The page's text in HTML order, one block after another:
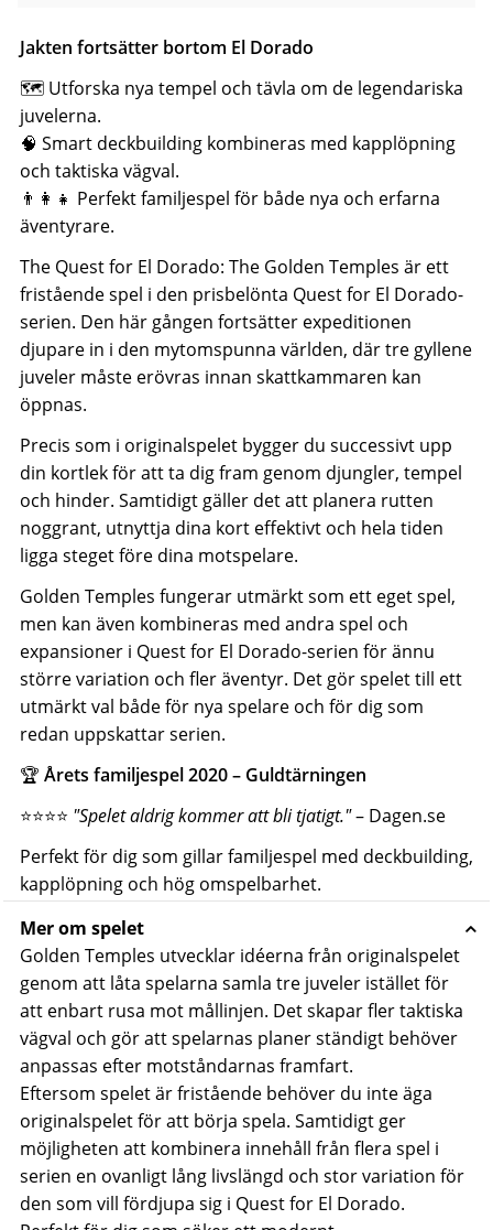
Jakten fortsätter bortom El Dorado
🗺️ Utforska nya tempel och tävla om de legendariska
juvelerna.
🧠 Smart deckbuilding kombineras med kapplöpning
och taktiska vägval.
👨‍👩‍👧 Perfekt familjespel för både nya och erfarna
äventyrare.
The Quest for El Dorado: The Golden Temples är ett
fristående spel i den prisbelönta Quest for El Dorado-
serien. Den här gången fortsätter expeditionen
djupare in i den mytomspunna världen, där tre gyllene
juveler måste erövras innan skattkammaren kan
öppnas.
Precis som i originalspelet bygger du successivt upp
din kortlek för att ta dig fram genom djungler, tempel
och hinder. Samtidigt gäller det att planera rutten
noggrant, utnyttja dina kort effektivt och hela tiden
ligga steget före dina motspelare.
Golden Temples fungerar utmärkt som ett eget spel,
men kan även kombineras med andra spel och
expansioner i Quest for El Dorado-serien för ännu
större variation och fler äventyr. Det gör spelet till ett
utmärkt val både för nya spelare och för dig som
redan uppskattar serien.
🏆 Årets familjespel 2020 – Guldtärningen
⭐️⭐️⭐️⭐️ "Spelet aldrig kommer att bli tjatigt."– Dagen.se
Perfekt för dig som gillarfamiljespel med deckbuilding,
kapplöpning och hög omspelbarhet.
Mer om spelet
Golden Temples utvecklar idéerna från originalspelet
genom att låta spelarna samla tre juveler istället för
att enbart rusa mot mållinjen. Det skapar fler taktiska
vägval och gör att spelarnas planer ständigt behöver
anpassas efter motståndarnas framfart.
Eftersom spelet är fristående behöver du inte äga
originalspelet för att börja spela. Samtidigt ger
möjligheten att kombinera innehåll från flera spel i
serien en ovanligt lång livslängd och stor variation för
den som vill fördjupa sig i Quest for El Dorado.